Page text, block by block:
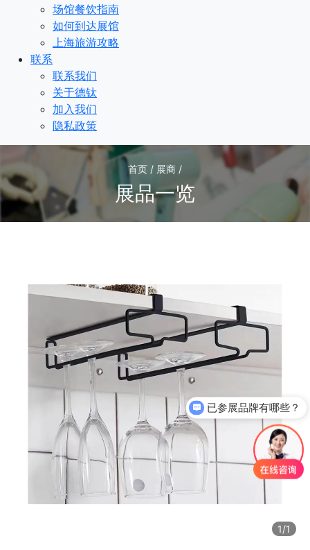
场馆餐饮指南
如何到达展馆
上海旅游攻略
联系
联系我们
关于德钛
加入我们
隐私政策
首页 / 展商 /
展品一览
1/1
已参展品牌有哪些？